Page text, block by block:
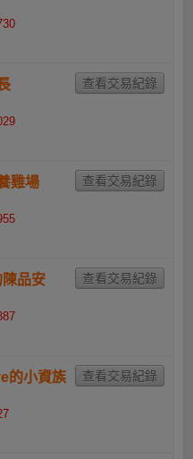
雞場
品安
的小資族